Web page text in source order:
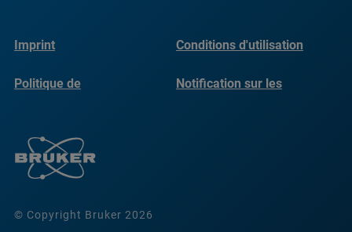
© Copyright Bruker 2026
Imprint Conditions d'utilisation
Politique de
Notification sur les